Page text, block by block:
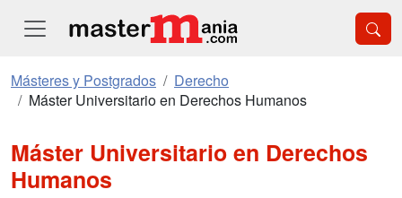
Másteres y Postgrados
Derecho
Máster Universitario en Derechos Humanos
Máster Universitario en Derechos
Humanos